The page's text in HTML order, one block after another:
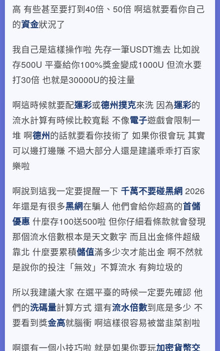
高 有些甚至要打到40倍、50倍 啊這就要看你自己
的資金狀況了
我自己是這樣操作啦 先存一筆USDT進去 比如說
存500U 平臺給你100%獎金變成1000U 但流水要
打30倍 也就是30000U的投注量
啊這時候就要配運彩或德州撲克來洗 因為運彩的
流水計算有時候比較寬鬆 不像電子遊戲會限制一
堆 啊德州的話就要看你技術了 如果你很會玩 其實
可以邊打邊賺 不過大部分人還是建議乖乖打百家
樂啦
啊說到這我一定要提醒一下 千萬不要碰黑網 2026
年還是有很多黑網在騙人 他們會給你超高的首儲
優惠 什麼存100送500啦 但你仔細看條款就會發現
那個流水倍數根本是天文數字 而且出金條件超級
靠北 什麼要累積儲值滿多少次才能出金 啊不然就
是說你的投注「無效」不算流水 有夠垃圾的
所以我建議大家 在選平臺的時候一定要先確認 他
們的洗碼量計算方式 還有流水倍數到底是多少 不
要看到獎金高就腦衝 啊這樣很容易被當韭菜割啦
啊還有一個小技巧啦 就是如果你要玩加密貨幣交